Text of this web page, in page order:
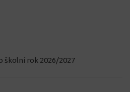
školní rok 2026/2027